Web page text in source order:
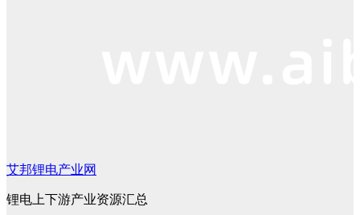
艾邦锂电产业网
锂电上下游产业资源汇总